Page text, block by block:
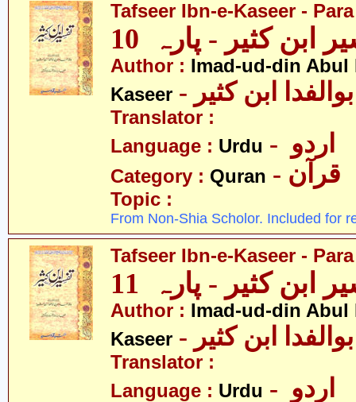
Tafseer Ibn-e-Kaseer -
ابن کثیر - پارہ 10
Author : Imad-ud-din Abul
Kaseer
ابن کثیر
Translator :
Language : Urdu
Category : Quran - قرآن
Topic :
From Non-Shia Scholor. Included for
Tafseer Ibn-e-Kaseer -
ابن کثیر - پارہ 11
Author : Imad-ud-din Abul
Kaseer
ابن کثیر
Translator :
Language : Urdu